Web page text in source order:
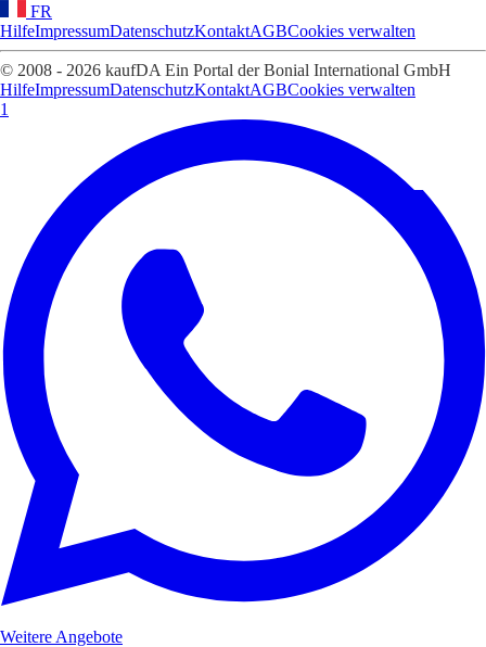
FR
HilfeImpressumDatenschutzKontaktAGBCookies verwalten
© 2008 - 2026 kaufDA Ein Portal der Bonial International GmbH
HilfeImpressumDatenschutzKontaktAGBCookies verwalten
1
Weitere Angebote